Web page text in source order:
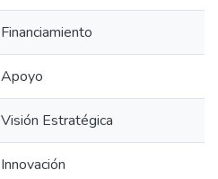
Financiamiento
Apoyo
Visión Estratégica
Innovación